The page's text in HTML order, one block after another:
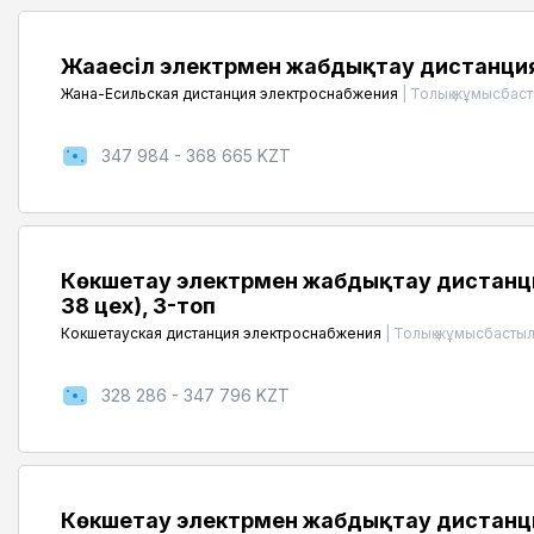
Жаңаесіл электрмен жабдықтау
Жана-Есильская дистанция электроснабжения Толық
347 984 - 368 665 KZT
Көкшетау электрмен жабдықтау
38 цех), 3-топ
Кокшетауская дистанция электроснабжения Толық
328 286 - 347 796 KZT
Көкшетау электрмен жабдықтау